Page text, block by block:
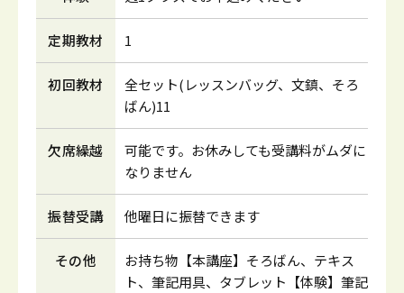
定期教材 1
初回教材
全セット(レッスンバッグ、文鎮、そろ
ばん)11
欠席繰越
可能です。お休みしても受講料がムダに
なりません
振替受講 他曜日に振替できます
その他
お持ち物【本講座】そろばん、テキス
ト、筆記用具、タブレット【体験】筆記